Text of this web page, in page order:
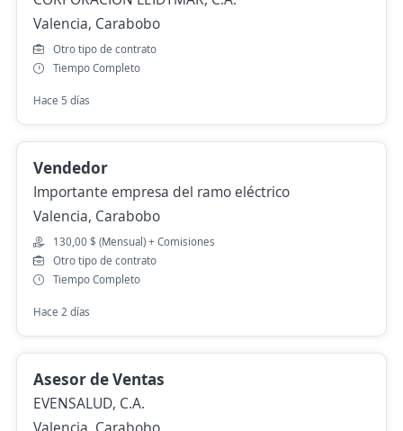
Valencia, Carabobo
Otro tipo de contrato
Tiempo Completo
Hace 5 días
Vendedor
Importante empresa del ramo eléctrico
Valencia, Carabobo
130,00 $ (Mensual) + Comisiones
Otro tipo de contrato
Tiempo Completo
Hace 2 días
Asesor de Ventas
EVENSALUD, C.A.